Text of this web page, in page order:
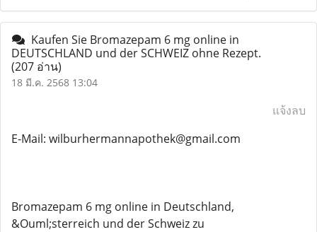
Kaufen Sie Bromazepam 6 mg online in
DEUTSCHLAND und der SCHWEIZ ohne Rezept.
(207 อ่าน)
18 มี.ค. 2568 13:04
แจ้งลบ
E-Mail: wilburhermannapothek@gmail.com
Bromazepam 6 mg online in Deutschland,
&Ouml;sterreich und der Schweiz zu